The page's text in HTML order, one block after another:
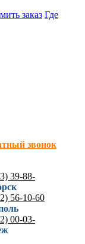
заказ Где
звонок
39-88-
56-10-60
00-03-